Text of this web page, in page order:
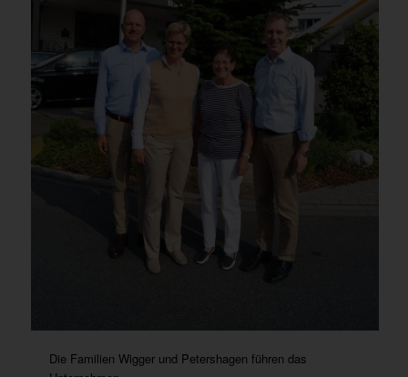
Die Familien Wigger und Petershagen führen das